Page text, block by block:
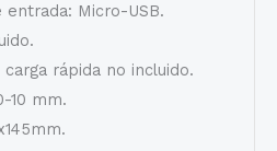
Micro-USB.
rápida no incluido.
10 mm.